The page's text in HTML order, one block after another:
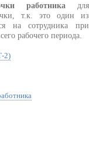
работника для
т.к. это один из
на сотрудника при
рабочего периода.
2)